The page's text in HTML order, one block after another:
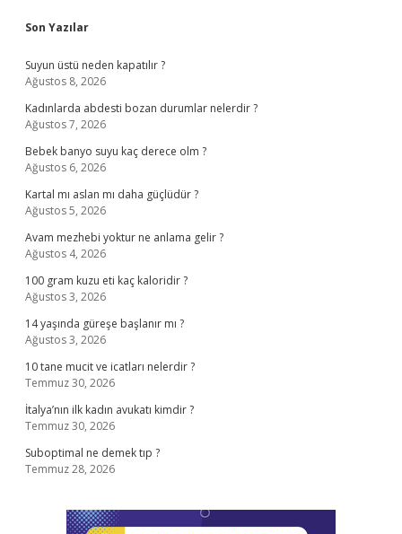
Sidebar
Son Yazılar
Suyun üstü neden kapatılır ?
Ağustos 8, 2026
Kadınlarda abdesti bozan durumlar nelerdir ?
Ağustos 7, 2026
Bebek banyo suyu kaç derece olm ?
Ağustos 6, 2026
Kartal mı aslan mı daha güçlüdür ?
Ağustos 5, 2026
Avam mezhebi yoktur ne anlama gelir ?
Ağustos 4, 2026
100 gram kuzu eti kaç kaloridir ?
Ağustos 3, 2026
14 yaşında güreşe başlanır mı ?
Ağustos 3, 2026
10 tane mucit ve icatları nelerdir ?
Temmuz 30, 2026
İtalya’nın ilk kadın avukatı kimdir ?
Temmuz 30, 2026
Suboptimal ne demek tıp ?
Temmuz 28, 2026